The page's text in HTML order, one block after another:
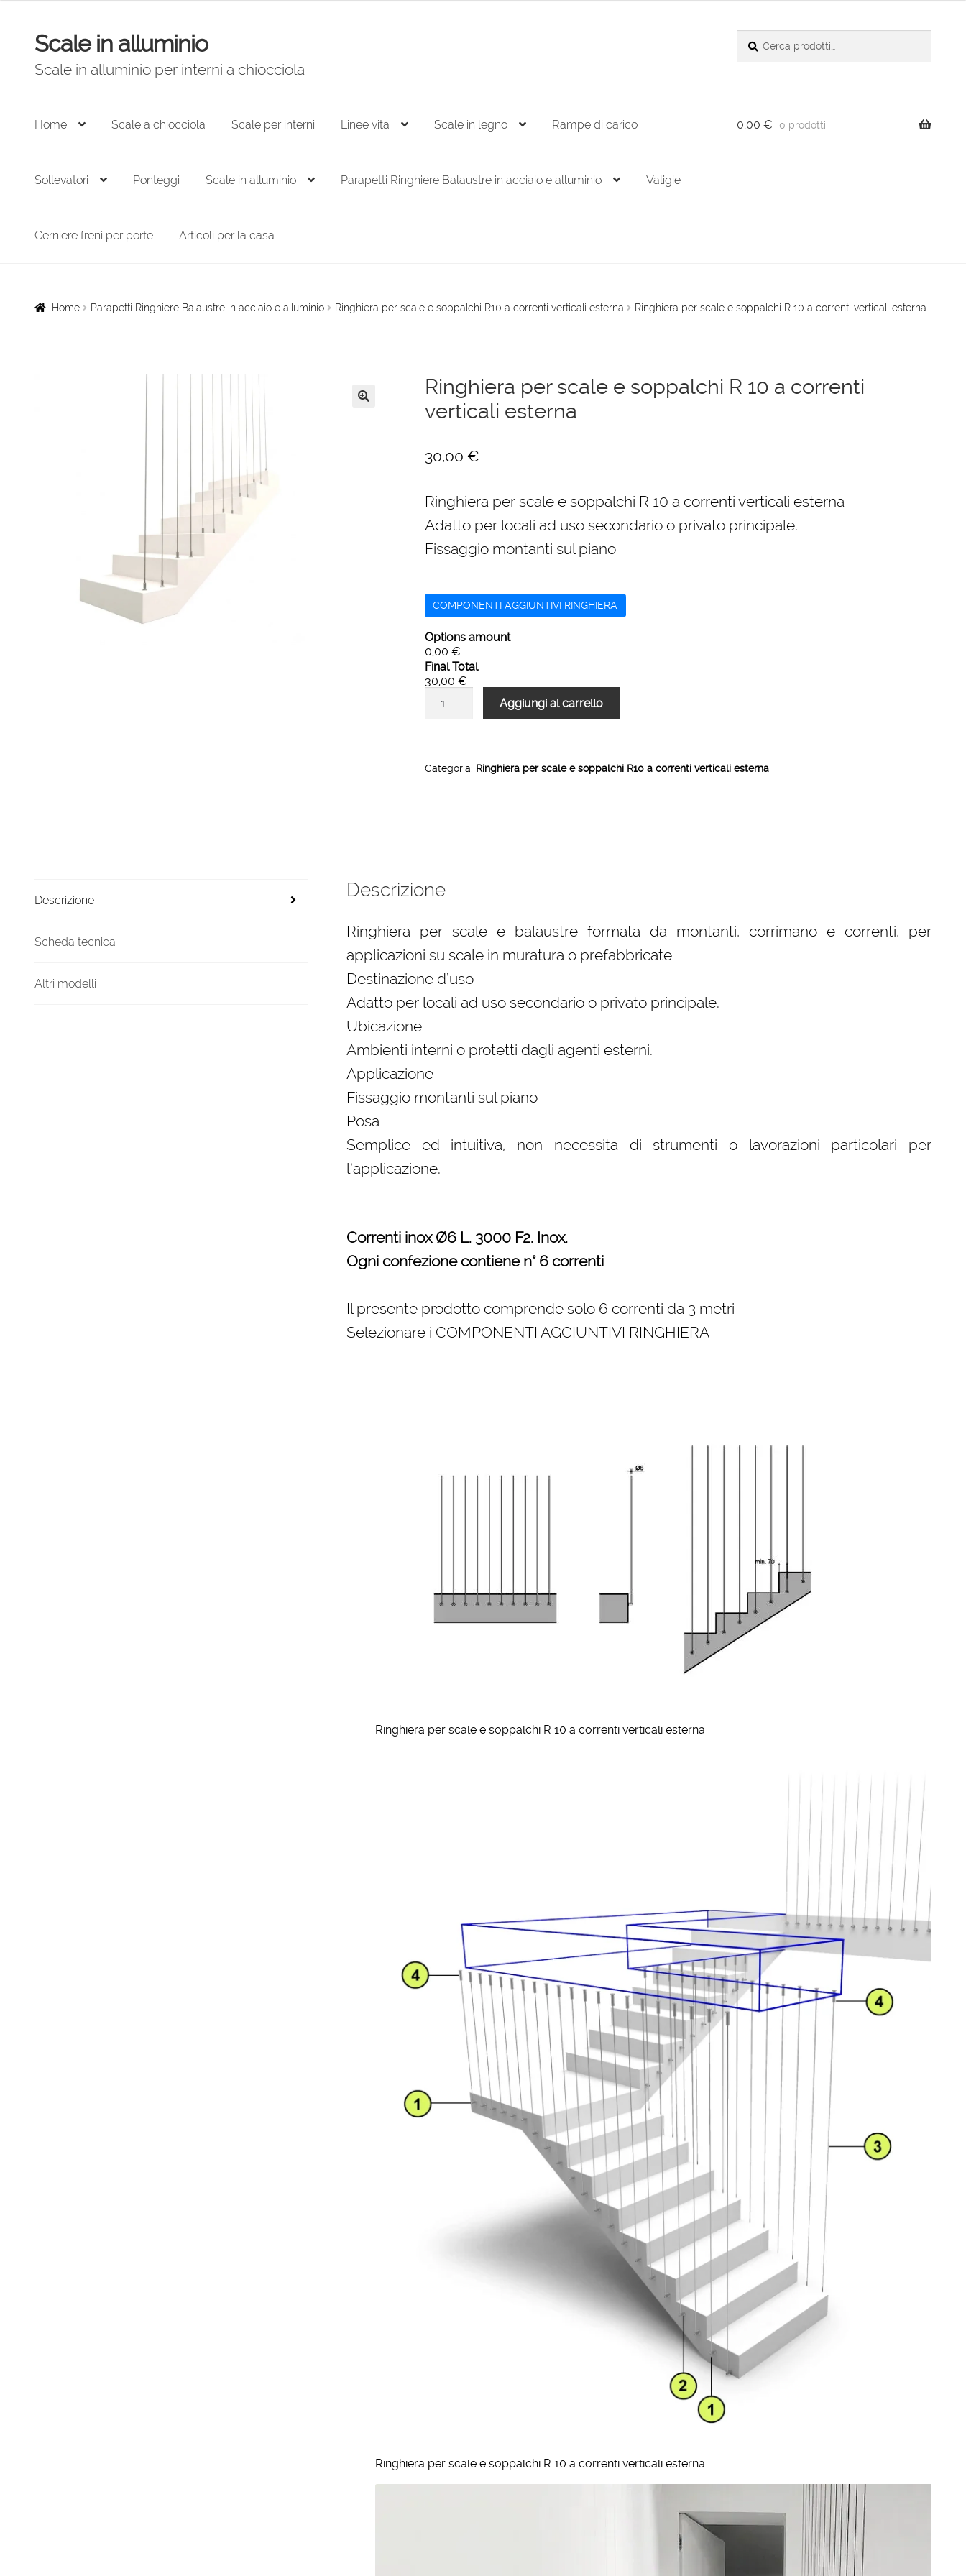
Vai
alla
navigazione
Vai
al
contenuto
Scale in alluminio
Scale in alluminio per interni a chiocciola
Home Scale a chiocciola Scale per interni Linee vita Scale in legno Rampe di carico
Sollevatori Ponteggi Scale in alluminio Parapetti Ringhiere Balaustre in acciaio e alluminio Valigie
Cerniere freni per porte Articoli per la casa
0,00 € 0 prodotti
Home Parapetti Ringhiere Balaustre in acciaio e alluminio Ringhiera per scale e soppalchi R10 a correnti verticali esterna Ringhiera per scale e soppalchi R 10 a correnti verticali esterna
Ringhiera per scale e soppalchi R 10 a correnti
verticali esterna
30,00 €
Ringhiera per scale e soppalchi R 10 a correnti verticali esterna
Adatto per locali ad uso secondario o privato principale.
Fissaggio montanti sul piano
COMPONENTI AGGIUNTIVI RINGHIERA
Options amount
0,00 €
Final Total
30,00 €
soppalchi
quantità
Aggiungi al carrello
Categoria: Ringhiera per scale e soppalchi R10 a correnti verticali esterna
Descrizione
Scheda tecnica
Altri modelli
Descrizione
Ringhiera per scale e balaustre formata da montanti, corrimano e correnti, per
applicazioni su scale in muratura o prefabbricate
Destinazione d’uso
Adatto per locali ad uso secondario o privato principale.
Ubicazione
Ambienti interni o protetti dagli agenti esterni.
Applicazione
Fissaggio montanti sul piano
Posa
Semplice ed intuitiva, non necessita di strumenti o lavorazioni particolari per
l’applicazione.
Correnti inox Ø6 L. 3000 F2. Inox.
Ogni confezione contiene n° 6 correnti
Il presente prodotto comprende solo 6 correnti da 3 metri
Selezionare i COMPONENTI AGGIUNTIVI RINGHIERA
Ringhiera per scale e soppalchi R 10 a correnti verticali esterna
Ringhiera per scale e soppalchi R 10 a correnti verticali esterna